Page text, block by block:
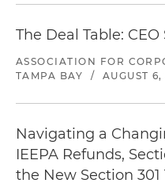
The Deal Table:
ASSOCIATION FOR
TAMPA BAY
/ AUGUST
Navigating a
IEEPA Refunds,
the New Section 301